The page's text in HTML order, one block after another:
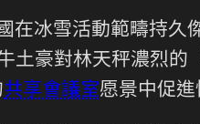
在冰雪活動範疇持久
土豪對林天秤濃烈的
共享會議室愿景中促進